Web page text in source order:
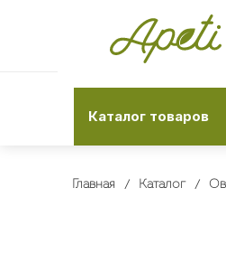
Каталог товаров
Главная Каталог